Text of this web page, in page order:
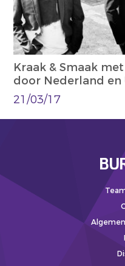
Kraak & Smaak
door Nederland en
21/03/17